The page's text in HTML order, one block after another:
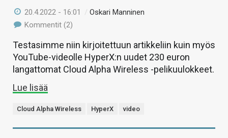
20.4.2022 - 16:01 /Oskari Manninen
Kommentit (2)
Testasimme niin kirjoitettuun artikkeliin kuin myös
YouTube-videolle HyperX:n uudet 230 euron
langattomat Cloud Alpha Wireless -pelikuulokkeet.
Lue lisää
Cloud Alpha Wireless HyperX video